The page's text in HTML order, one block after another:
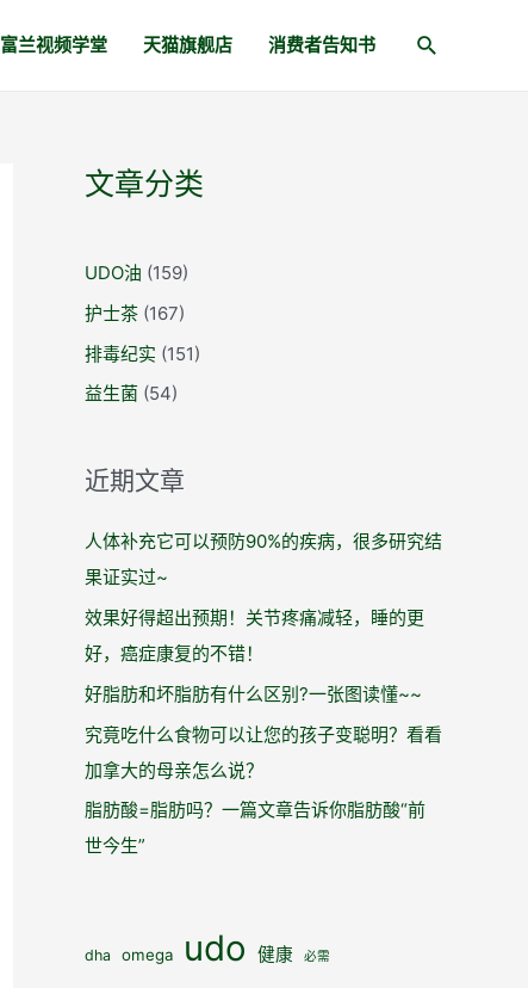
富兰视频学堂 天猫旗舰店 消费者告知书
文章分类
UDO油 (159)
护士茶 (167)
排毒纪实 (151)
益生菌 (54)
近期文章
人体补充它可以预防90%的疾病，很多研究结
果证实过~
效果好得超出预期！关节疼痛减轻，睡的更
好，癌症康复的不错！
好脂肪和坏脂肪有什么区别?一张图读懂~~
究竟吃什么食物可以让您的孩子变聪明？看看
加拿大的母亲怎么说？
脂肪酸=脂肪吗？一篇文章告诉你脂肪酸“前
世今生”
dha omega udo 健康 必需